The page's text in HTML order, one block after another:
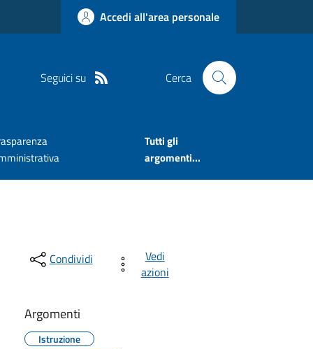
Accedi all'area personale
Seguici su Cerca
Tutti gli
argomenti...
Condividi
Vedi
azioni
Argomenti
Istruzione